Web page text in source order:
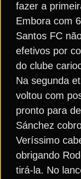
fazer a
Embora com
Santos FC
efetivos por
do clube
Na segunda
voltou com
pronto para
Sánchez
Veríssimo
obrigando
tirá-la. No